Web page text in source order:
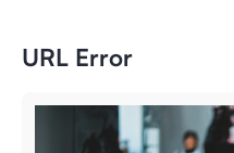
URL Error